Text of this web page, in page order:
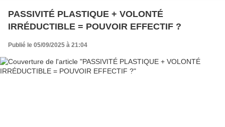
PASSIVITÉ PLASTIQUE + VOLONTÉ
IRRÉDUCTIBLE = POUVOIR EFFECTIF ?
Publié le 05/09/2025 à 21:04